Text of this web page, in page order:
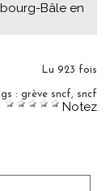
Bâle en
Lu 923 fois
: grève sncf, sncf
Notez